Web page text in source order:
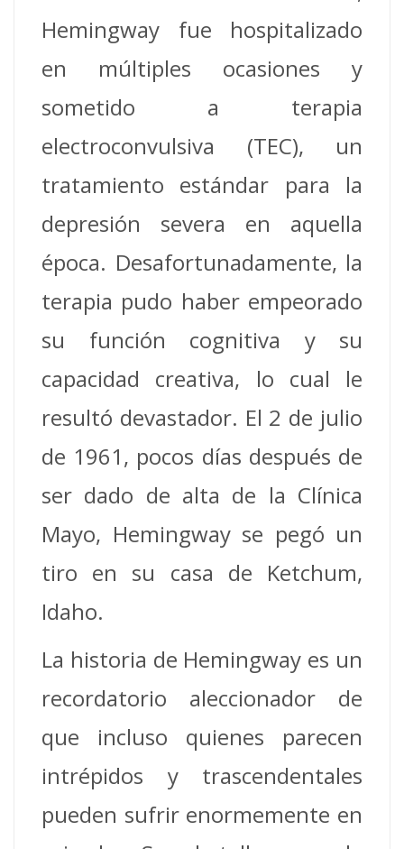
Hemingway fue hospitalizado
en múltiples ocasiones y
sometido a terapia
electroconvulsiva (TEC), un
tratamiento estándar para la
depresión severa en aquella
época. Desafortunadamente, la
terapia pudo haber empeorado
su función cognitiva y su
capacidad creativa, lo cual le
resultó devastador. El 2 de julio
de 1961, pocos días después de
ser dado de alta de la Clínica
Mayo, Hemingway se pegó un
tiro en su casa de Ketchum,
Idaho.
La historia de Hemingway es un
recordatorio aleccionador de
que incluso quienes parecen
intrépidos y trascendentales
pueden sufrir enormemente en